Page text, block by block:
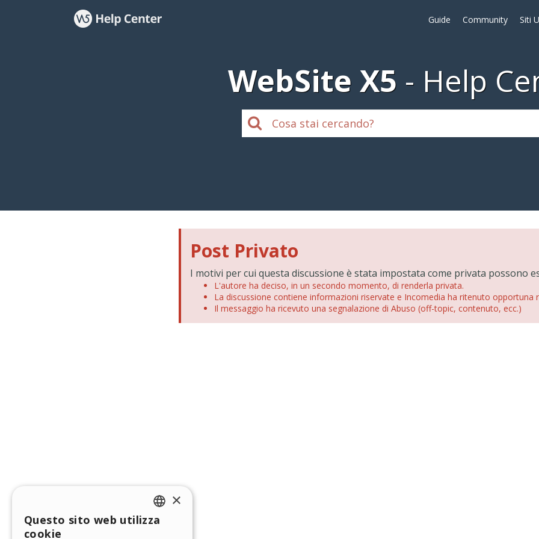
Guide Community Siti
WebSite X5 Help
Post Privato
I motivi per cui questa discussione è stata impostata come privata possono
L'autore ha deciso, in un secondo momento, di renderla privata.
La discussione contiene informazioni riservate e Incomedia ha ritenuto opportuna
Il messaggio ha ricevuto una segnalazione di Abuso (off-topic, contenuto, ecc.)
ENGLISH
×
Questo sito web utilizza
cookie